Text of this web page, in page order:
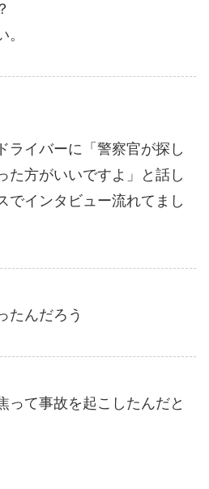
ライバーに「警察官が探し
た方がいいですよ」と話し
でインタビュー流れてまし
たんだろう
って事故を起こしたんだと